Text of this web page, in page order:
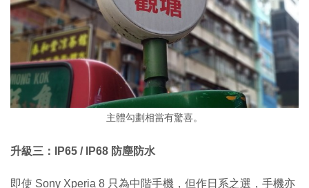
主體勾劃相當有驚喜。
升級三：IP65 / IP68 防塵防水
即使 Sony Xperia 8 只為中階手機，但作日系之選，手機亦